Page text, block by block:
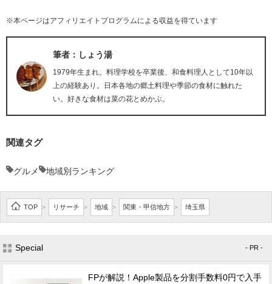
※本ページはアフィリエイトプログラムによる収益を得ています
筆者：しょう湯
1979年生まれ。料理学校を卒業後、和食料理人として10年以
上の経験あり。日本各地の郷土料理や季節の食材に触れた
い。好きな食材は菜の花とめかぶ。
関連タグ
グルメ 地域別ランキング
TOP > リサーチ > 地域 > 関東・甲信地方 > 埼玉県
Special - PR -
FPが解説！Apple製品を分割手数料0円で入手